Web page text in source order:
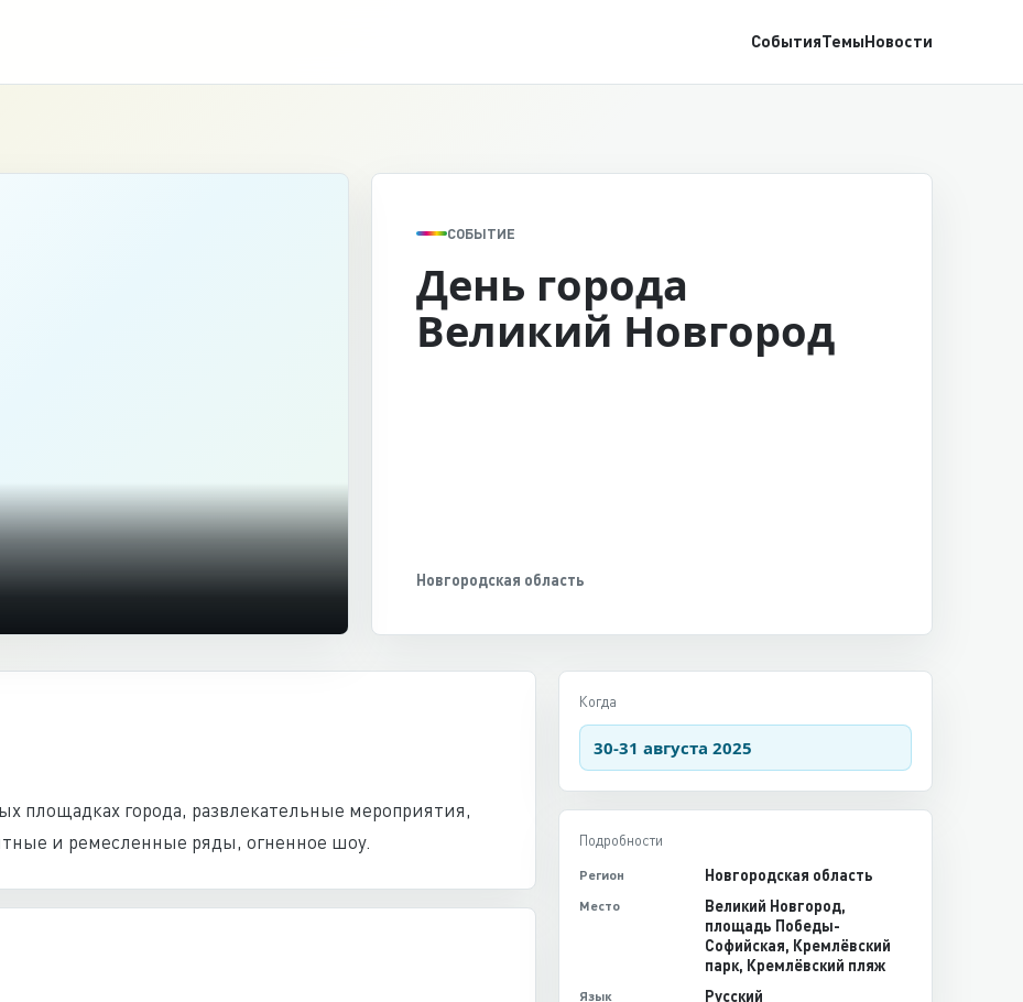
СобытияТемыНовости
СОБЫТИЕ
День города
Великий Новгород
Новгородская область
площадках города, развлекательные мероприятия,
и ремесленные ряды, огненное шоу.
Когда
30-31 августа 2025
Подробности
Регион Новгородская область
Место
Великий Новгород,
площадь Победы-
Софийская, Кремлёвский
парк, Кремлёвский пляж
Язык Русский